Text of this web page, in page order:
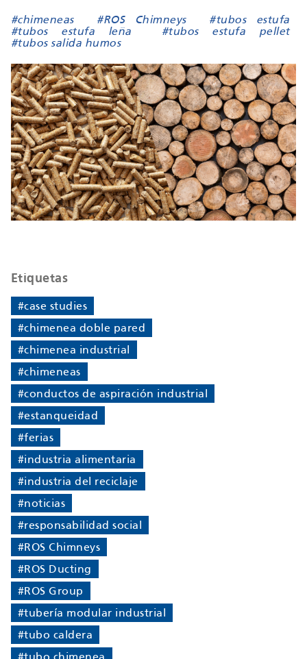
#chimeneas #ROS Chimneys
#tubos estufa
#tubos estufa leña
#tubos estufa pellet
#tubos salida humos
Etiquetas
#case studies
#chimenea doble pared
#chimenea industrial
#chimeneas
#conductos de aspiración industrial
#estanqueidad
#ferias
#industria alimentaria
#industria del reciclaje
#noticias
#responsabilidad social
#ROS Chimneys
#ROS Ducting
#ROS Group
#tubería modular industrial
#tubo caldera